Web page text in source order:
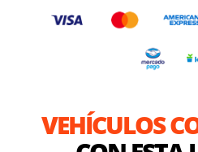
VEHÍCULOS